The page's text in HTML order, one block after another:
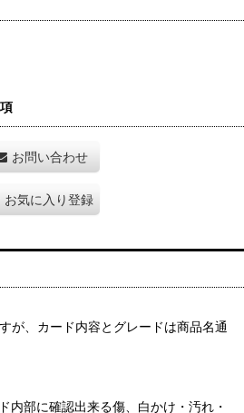
お問い合わせ
お気に入り登録
が、カード内容とグレードは商品名通
内部に確認出来る傷、白かけ・汚れ・